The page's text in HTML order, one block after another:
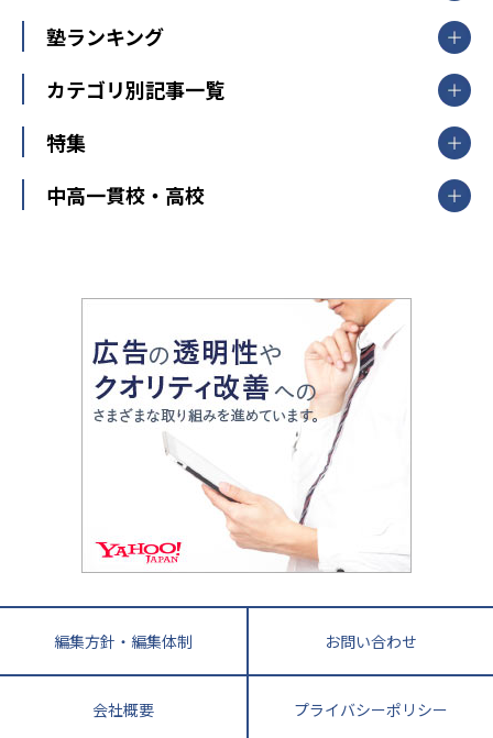
関東
東京都
神奈川県
茨城県
栃木県
群馬県
新潟県
中部
愛知県
静岡県
長野県
大阪府
兵庫県 京都府 奈良県
和歌山県
鳥取県
島根県 岡山県 広島県
香川県
高知県
長崎県 熊本県
鹿児島県 沖縄県
東京個別指導学院
明光義塾
個別教室のトライ
武田塾
個別指導
オンライン指導
塾ランキング
中学受験ランキング
カテゴリ別記事一覧
中学受験
大学受験
教育全般
大学受験塾の選び方
中学受験に熱心な市区町村ランキング
小学校受験
家庭教師
特集
開成番長直伝！子どもの受験を成功させる方法
運動と遊びを考える
情報Ⅰ、数学が苦手な人注目！最短距離の学力
アップ法
悩み多き「大学受験」相談室
英語・英会話・英検対策
小学校教師が解説！中学受験のリアル
教育ジャーナリストが徹底解説！ 大学受験の羅
中高一貫校・高校
大学入試改革
ママテクエグザム
進化する中高一貫校・高校
編集方針・編集体制 お問い合わせ
会社概要 プライバシーポリシー